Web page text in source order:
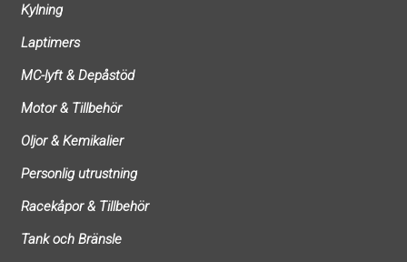
Kylning
Laptimers
MC-lyft & Depåstöd
Motor & Tillbehör
Oljor & Kemikalier
Personlig utrustning
Racekåpor & Tillbehör
Tank och Bränsle